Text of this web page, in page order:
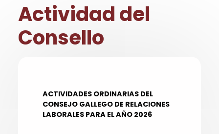
Actividad del
Consello
ACTIVIDADES ORDINARIAS DEL
CONSEJO GALLEGO DE RELACIONES
LABORALES PARA EL AÑO 2026